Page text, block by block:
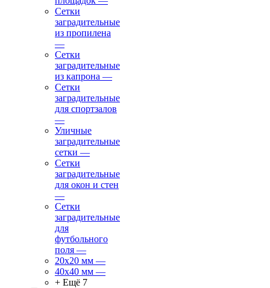
Сетки
заградительные
из пропилена
—
Сетки
заградительные
из капрона —
Сетки
заградительные
для спортзалов
—
Уличные
заградительные
сетки —
Сетки
заградительные
для окон и стен
—
Сетки
заградительные
для
футбольного
поля —
20х20 мм —
40х40 мм —
+ Ещё 7